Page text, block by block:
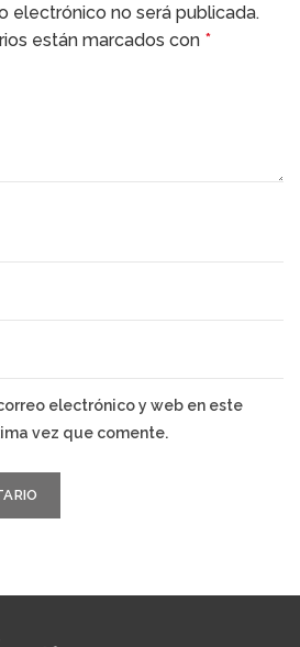
electrónico no será publicada.
están marcados con *
electrónico y web en este
vez que comente.